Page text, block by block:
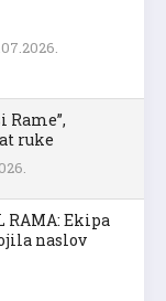
Rame”,
ruke
RAMA: Ekipa
naslov